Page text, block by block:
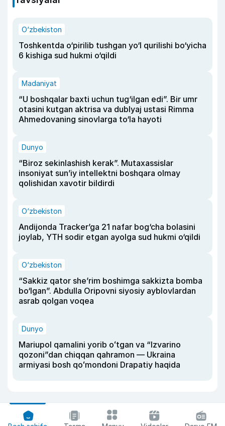
O‘zbekiston
Toshkentda o‘pirilib tushgan yo‘l qurilishi bo‘yicha
6 kishiga sud hukmi o‘qildi
Madaniyat
“U boshqalar baxti uchun tug‘ilgan edi”. Bir umr
otasini kutgan aktrisa va dublyaj ustasi Rimma
Ahmedovaning sinovlarga to‘la hayoti
Dunyo
“Biroz sekinlashish kerak”. Mutaxassislar
insoniyat sun’iy intellektni boshqara olmay
qolishidan xavotir bildirdi
O‘zbekiston
Andijonda Tracker’ga 21 nafar bog‘cha bolasini
joylab, YTH sodir etgan ayolga sud hukmi o‘qildi
O‘zbekiston
“Sakkiz qator she’rim boshimga sakkizta bomba
bo‘lgan”. Abdulla Oripovni siyosiy ayblovlardan
asrab qolgan voqea
Dunyo
Mariupol qamalini yorib oʻtgan va “Izvarino
qozoni”dan chiqqan qahramon — Ukraina
armiyasi bosh qoʻmondoni Drapatiy haqida